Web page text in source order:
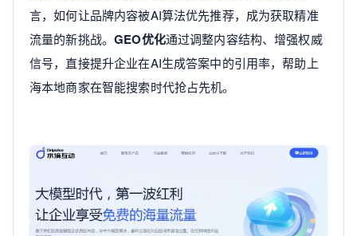
言，如何让品牌内容被AI算法优先推荐，成为获取精准
流量的新挑战。GEO优化通过调整内容结构、增强权威
信号，直接提升企业在AI生成答案中的引用率，帮助上
海本地商家在智能搜索时代抢占先机。